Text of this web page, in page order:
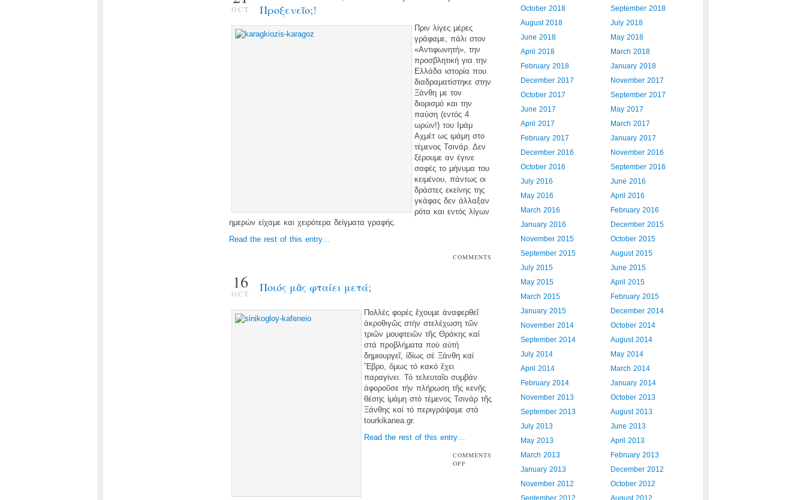
OCT
Προξενεῖο;!
Πριν λίγες μέρες
γράφαμε, πάλι στον
«Αντιφωνητή», την
προσβλητική για την
Ελλάδα ιστορία που
διαδραματίστηκε στην
Ξάνθη με τον
διορισμό και την
παύση (εντός 4
ωρών!) του Ιμάμ
Αχμέτ ως ιμάμη στο
τέμενος Τσινάρ. Δεν
ξέρουμε αν έγινε
σαφές το μήνυμα του
κειμένου, πάντως οι
δράστες εκείνης της
γκάφας δεν άλλαξαν
ρότα και εντός λίγων
ημερών είχαμε και χειρότερα δείγματα γραφής.
Read the rest of this entry…
COMMENTS
16
OCT Ποιός μᾶς φταίει μετά;
Πολλές φορές ἔχουμε ἀναφερθεῖ
ἀκροθιγῶς στήν στελέχωση τῶν
τριῶν μουφτειῶν τῆς Θράκης καί
στά προβλήματα πού αὐτή
δημιουργεῖ, ἰδίως σέ Ξάνθη καί
Ἕβρο, ὅμως τό κακό ἔχει
παραγίνει. Τό τελευταῖο συμβάν
ἀφοροῦσε τήν πλήρωση τῆς κενῆς
θέσης ἰμάμη στό τέμενος Τσινάρ τῆς
Ξάνθης καί τό περιγράψαμε στά
tourkikanea.gr.
Read the rest of this entry…
COMMENTS
OFF
October 2018
September 2018
August 2018
July 2018
June 2018
May 2018
April 2018
March 2018
February 2018
January 2018
December 2017
November 2017
October 2017
September 2017
June 2017
May 2017
April 2017
March 2017
February 2017
January 2017
December 2016
November 2016
October 2016
September 2016
July 2016
June 2016
May 2016
April 2016
March 2016
February 2016
January 2016
December 2015
November 2015
October 2015
September 2015
August 2015
July 2015
June 2015
May 2015
April 2015
March 2015
February 2015
January 2015
December 2014
November 2014
October 2014
September 2014
August 2014
July 2014
May 2014
April 2014
March 2014
February 2014
January 2014
November 2013
October 2013
September 2013
August 2013
July 2013
June 2013
May 2013
April 2013
March 2013
February 2013
January 2013
December 2012
November 2012
October 2012
September 2012
August 2012